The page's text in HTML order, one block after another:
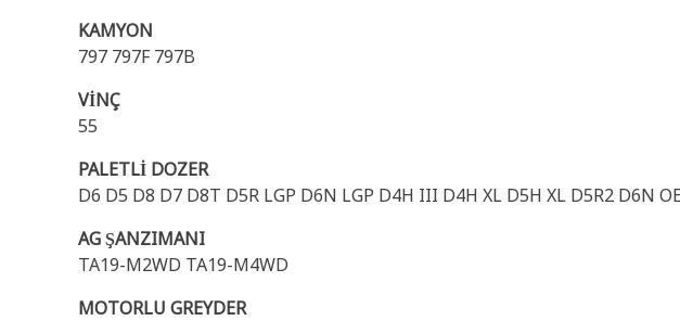
KAMYON
797 797F 797B
VİNÇ
55
PALETLİ DOZER
D6 D5 D8 D7 D8T D5R LGP D6N LGP D4H III D4H XL D5H XL D5R2 D6N
AG ŞANZIMANI
TA19-M2WD TA19-M4WD
MOTORLU GREYDER